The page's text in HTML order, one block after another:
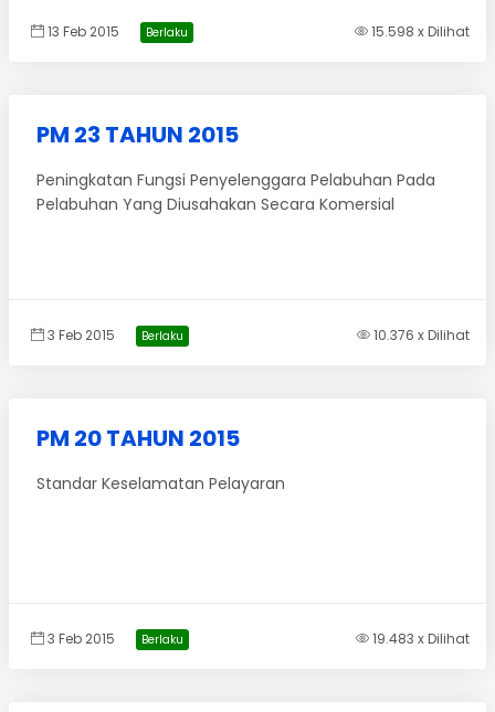
13 Feb 2015 Berlaku 15.598 x Dilihat
PM 23 TAHUN 2015
Peningkatan Fungsi Penyelenggara Pelabuhan Pada
Pelabuhan Yang Diusahakan Secara Komersial
3 Feb 2015 Berlaku 10.376 x Dilihat
PM 20 TAHUN 2015
Standar Keselamatan Pelayaran
3 Feb 2015 Berlaku 19.483 x Dilihat